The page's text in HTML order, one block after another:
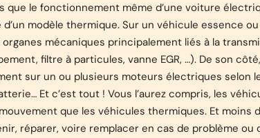
que le fonctionnement même d’une voiture
d’un modèle thermique. Sur un véhicule essence
mécaniques principalement liés à la
filtre à particules, vanne EGR, …). De son
sur un ou plusieurs moteurs électriques selon
Et c’est tout ! Vous l’aurez compris, les
que les véhicules thermiques. Et moins
réparer, voire remplacer en cas de problème ou